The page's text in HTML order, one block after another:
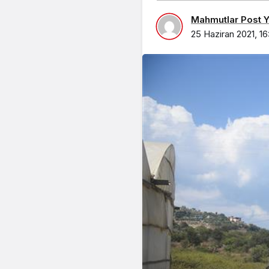
Mahmutlar Post
25 Haziran 2021,